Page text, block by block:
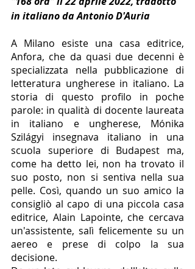
in italiano da Antonio D'Auria
A Milano esiste una casa editrice,
Anfora, che da quasi due decenni è
specializzata nella pubblicazione di
letteratura ungherese in italiano. La
storia di questo profilo in poche
parole: in qualità di docente laureata
in italiano e ungherese, Mónika
Szilágyi insegnava italiano in una
scuola superiore di Budapest ma,
come ha detto lei, non ha trovato il
suo posto, non si sentiva nella sua
pelle. Così, quando un suo amico la
consigliò al capo di una piccola casa
editrice, Alain Lapointe, che cercava
un'assistente, salì felicemente su un
aereo e prese di colpo la sua
decisione.